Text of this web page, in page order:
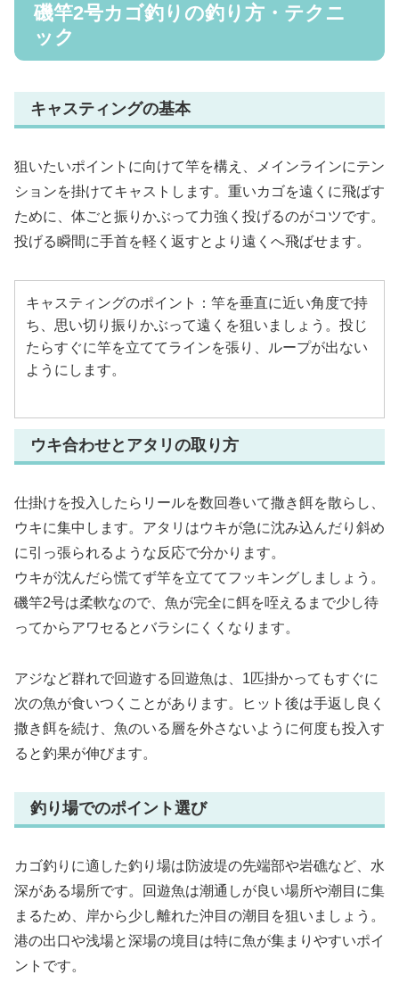
磯竿2号カゴ釣りの釣り方・テクニ
ック
キャスティングの基本
狙いたいポイントに向けて竿を構え、メインラインにテン
ションを掛けてキャストします。重いカゴを遠くに飛ばす
ために、体ごと振りかぶって力強く投げるのがコツです。
投げる瞬間に手首を軽く返すとより遠くへ飛ばせます。
キャスティングのポイント：竿を垂直に近い角度で持
ち、思い切り振りかぶって遠くを狙いましょう。投じ
たらすぐに竿を立ててラインを張り、ループが出ない
ようにします。
ウキ合わせとアタリの取り方
仕掛けを投入したらリールを数回巻いて撒き餌を散らし、
ウキに集中します。アタリはウキが急に沈み込んだり斜め
に引っ張られるような反応で分かります。
ウキが沈んだら慌てず竿を立ててフッキングしましょう。
磯竿2号は柔軟なので、魚が完全に餌を咥えるまで少し待
ってからアワセるとバラシにくくなります。
アジなど群れで回遊する回遊魚は、1匹掛かってもすぐに
次の魚が食いつくことがあります。ヒット後は手返し良く
撒き餌を続け、魚のいる層を外さないように何度も投入す
ると釣果が伸びます。
釣り場でのポイント選び
カゴ釣りに適した釣り場は防波堤の先端部や岩礁など、水
深がある場所です。回遊魚は潮通しが良い場所や潮目に集
まるため、岸から少し離れた沖目の潮目を狙いましょう。
港の出口や浅場と深場の境目は特に魚が集まりやすいポイ
ントです。